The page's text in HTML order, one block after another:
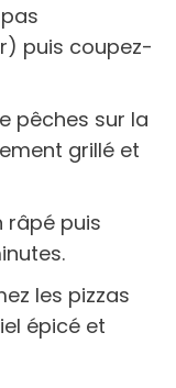
puis coupez-
pêches sur la
grillé et
râpé puis
les pizzas
épicé et